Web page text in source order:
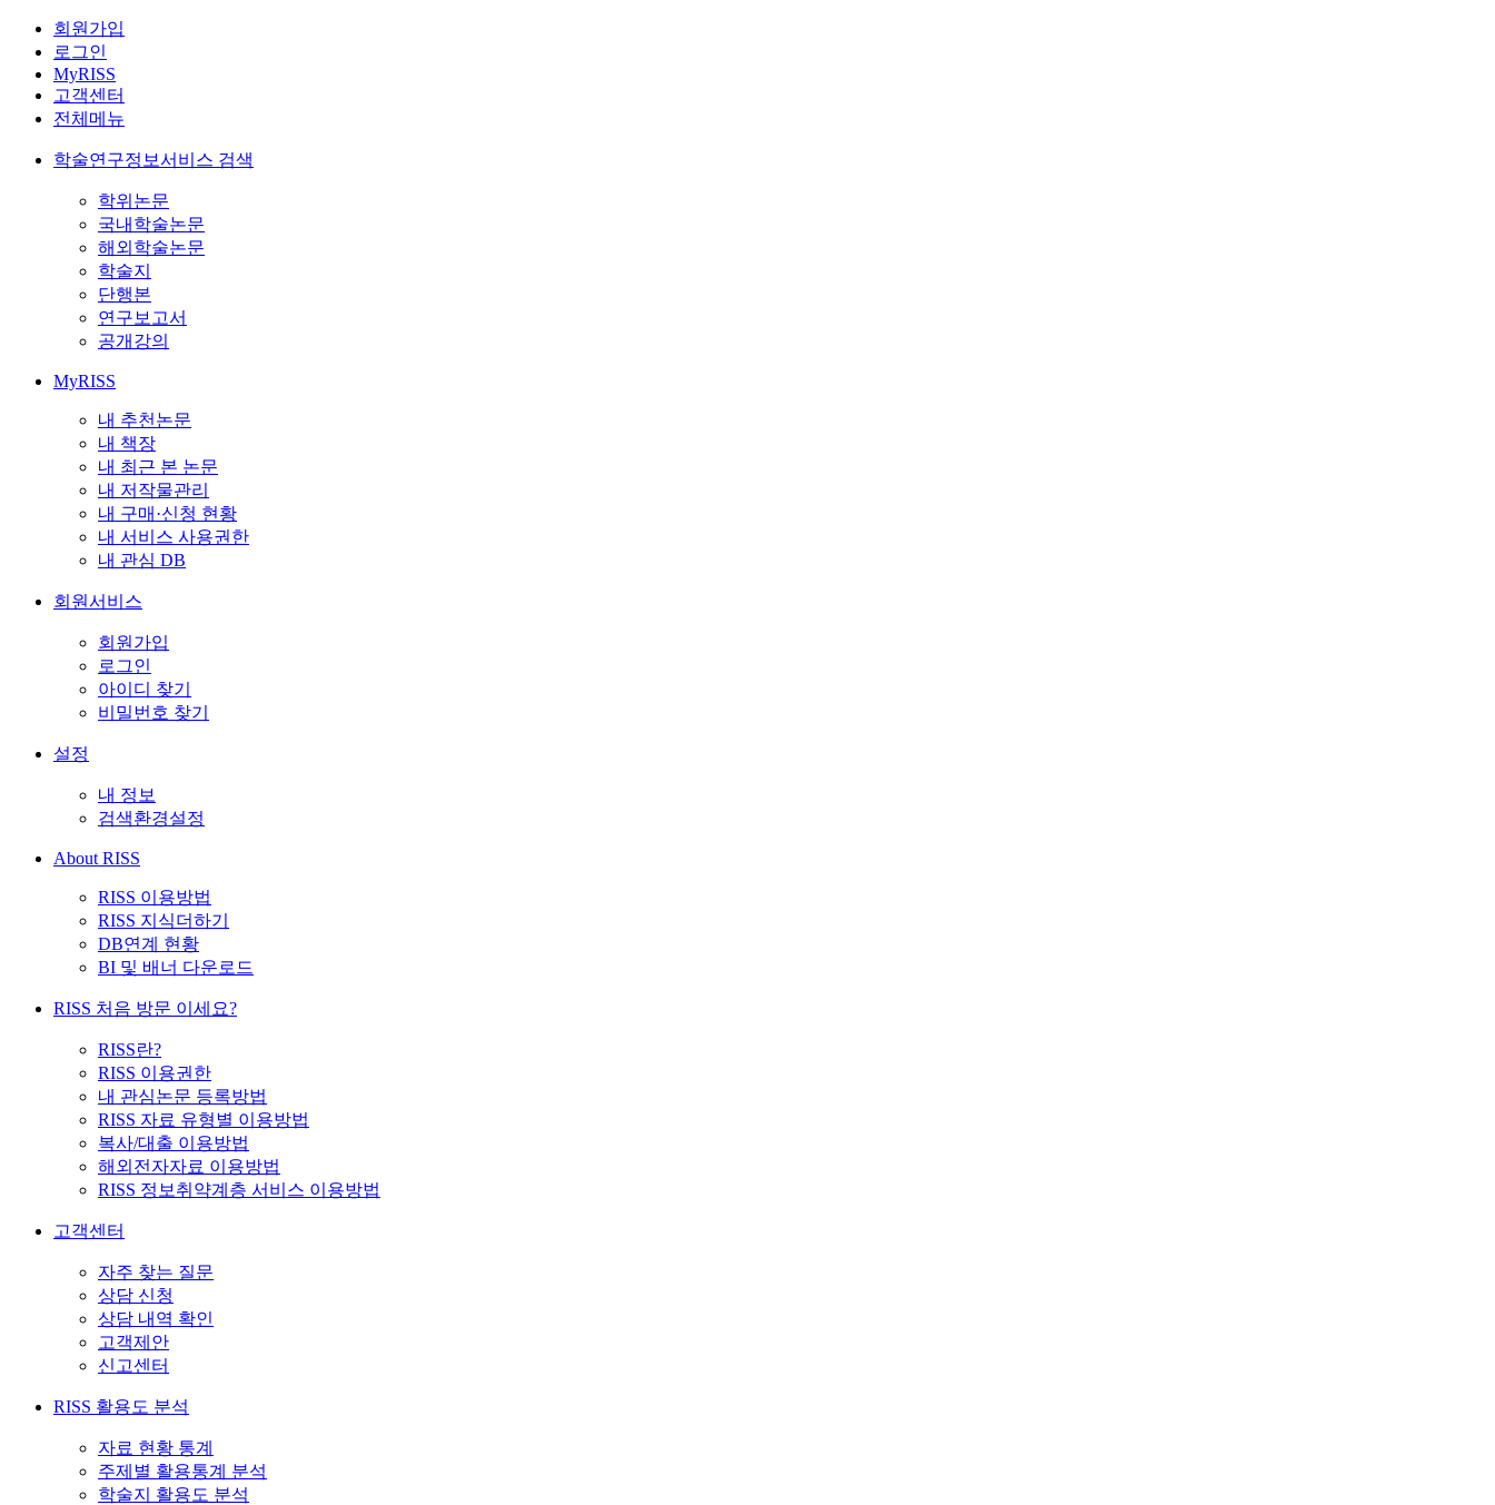
회원가입
로그인
MyRISS
고객센터
전체메뉴
학술연구정보서비스 검색
학위논문
국내학술논문
해외학술논문
학술지
단행본
연구보고서
공개강의
MyRISS
내 추천논문
내 책장
내 최근 본 논문
내 저작물관리
내 구매·신청 현황
내 서비스 사용권한
내 관심 DB
회원서비스
회원가입
로그인
아이디 찾기
비밀번호 찾기
설정
내 정보
검색환경설정
About RISS
RISS 이용방법
RISS 지식더하기
DB연계 현황
BI 및 배너 다운로드
RISS 처음 방문 이세요?
RISS란?
RISS 이용권한
내 관심논문 등록방법
RISS 자료 유형별 이용방법
복사/대출 이용방법
해외전자자료 이용방법
RISS 정보취약계층 서비스 이용방법
고객센터
자주 찾는 질문
상담 신청
상담 내역 확인
고객제안
신고센터
RISS 활용도 분석
자료 현황 통계
주제별 활용통계 분석
학술지 활용도 분석